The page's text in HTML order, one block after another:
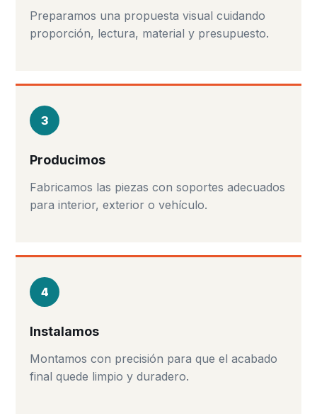
Preparamos una propuesta visual cuidando
proporción, lectura, material y presupuesto.
3
Producimos
Fabricamos las piezas con soportes adecuados
para interior, exterior o vehículo.
4
Instalamos
Montamos con precisión para que el acabado
final quede limpio y duradero.